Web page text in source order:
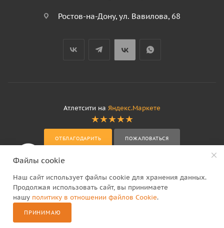
Ростов-на-Дону, ул. Вавилова, 68
Атлетсити на Яндекс.Маркете
ОТБЛАГОДАРИТЬ ПОЖАЛОВАТЬСЯ
Файлы cookie
Наш сайт использует файлы cookie для хранения данных.
Продолжая использовать сайт, вы принимаете
нашу политику в отношении файлов Cookie.
ПРИНИМАЮ
Каталог Сравнение